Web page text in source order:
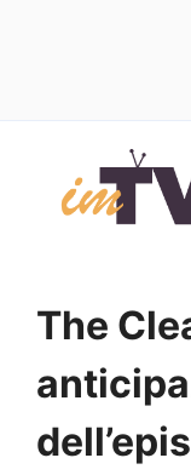
contenuto
The